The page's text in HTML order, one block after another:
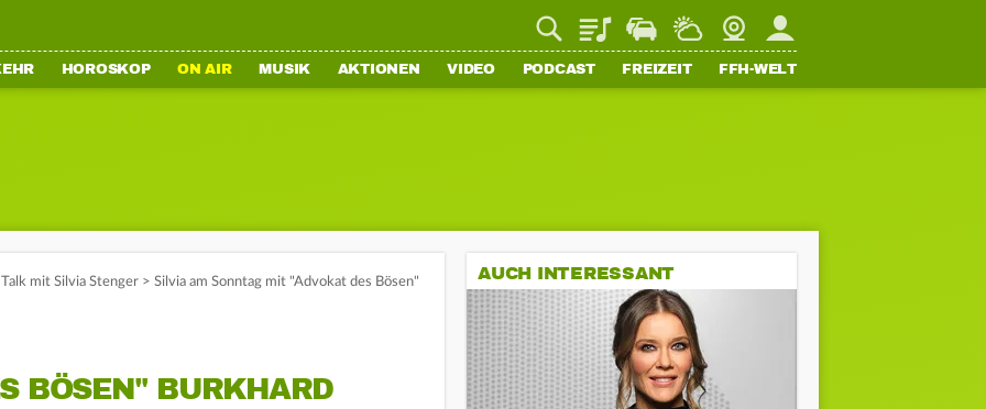
PlaylistStaupilotWetterWebcamMein FFH
HOROSKOP ON AIR MUSIK AKTIONEN VIDEO PODCAST FREIZEIT FFH-WELT
mit Silvia Stenger > Silvia am Sonntag mit "Advokat des Bösen"
BÖSEN" BURKHARD
AUCH INTERESSANT